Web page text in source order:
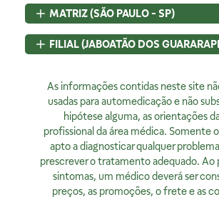
Envio e Entrega
Navegando e Comprando
Trocas e Devoluções
Fale Conosco
Encarregado de Privacidade
Rodrigo Costa
dpo@4bio.com.br
Institucional
MATRIZ (SÃO PAULO - SP)
Rua Pedroso Alvarenga, 58 Cj. 02
Itaim Bibi, São Paulo, SP
CNPJ:07.015.691/0001-46
Licença Sanitária Nº:
355030801-477-000962-1-0
AFE:7.16539-7
FARMACÊUTICA RESPONSÁVEL:
Renata de Sousa Cerqueira
63200
Horário de Atendimento:
FILIAL (JABOATÃO DOS
54320-230 - Brasil
07.015.691/0008-12
Licença Sanitária Nº:00523.3/2025
0888921250
FARMACÊUTICA RESPONSÁVEL:
Diogo Amaro da Silva Santos
CRF/PE:14237
As informações contidas neste site
usadas para automedicação e não
hipótese alguma, as orientações
profissional da área médica. Somente
apto a diagnosticar qualquer
prescrever o tratamento adequado. Ao
sintomas, um médico deverá ser
preços, as promoções, o frete e as